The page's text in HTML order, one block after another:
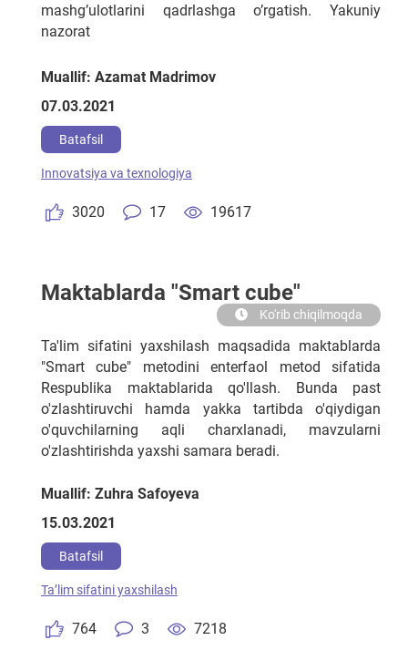
mashg’ulotlarini qadrlashga o’rgatish. Yakuniy
nazorat
Muallif: Azamat Madrimov
07.03.2021
Batafsil
3020 17 19617
Innovatsiya va texnologiya
Maktablarda "Smart cube"
Ko'rib chiqilmoqda
Ta'lim sifatini yaxshilash maqsadida maktablarda
"Smart cube" metodini enterfaol metod sifatida
Respublika maktablarida qo'llash. Bunda past
o'zlashtiruvchi hamda yakka tartibda o'qiydigan
o'quvchilarning aqli charxlanadi, mavzularni
o'zlashtirishda yaxshi samara beradi.
Muallif: Zuhra Safoyeva
15.03.2021
Batafsil
764 3 7218
Taʼlim sifatini yaxshilash